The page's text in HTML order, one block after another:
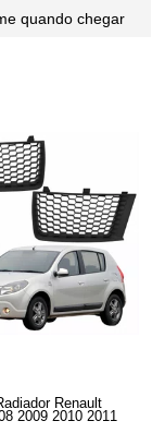
quando chegar
Renault
2009 2010 2011